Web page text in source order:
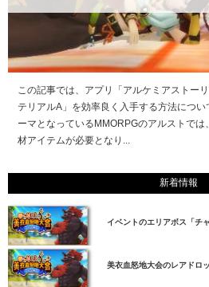
この記事では、アプリ「アルケミアストー
テリアルA」を効率良く入手する方法につ
ーマとなっているMMORPGのアルストで
材アイテムが必要となり...
新着情報
イベントのエリアボス「チ
美衣血怒地大会のレアドロ